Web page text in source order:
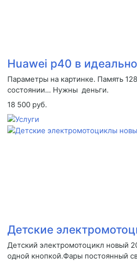
Huawei p40 в
Параметры на картинке. Память
состоянии... Нужны деньги.
18 500 руб.
Детские
Детский электромотоцикл новый
одной кнопкой.Фары постоянный